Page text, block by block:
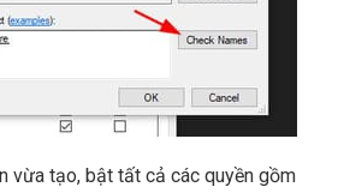
vừa tạo, bật tất cả các quyền gồm